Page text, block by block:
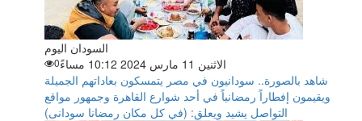
السودان اليوم
الاثنين 11 مارس 2024 10:12 مساءً
0
شاهد بالصورة.. سودانيون في مصر يتمسكون بعاداتهم الجميلة
ويقيمون إفطاراً رمضانياً في أحد شوارع القاهرة وجمهور مواقع
التواصل يشيد ويعلق: (في كل مكان رمضانا سودانى)